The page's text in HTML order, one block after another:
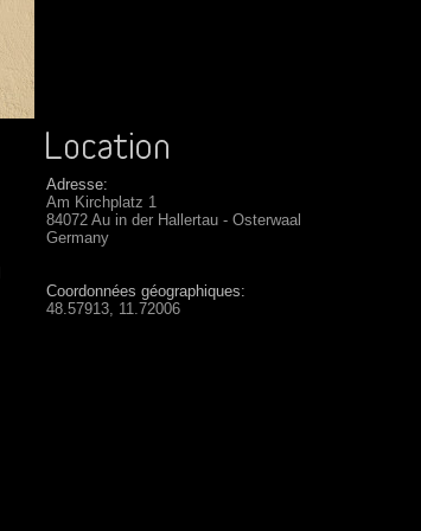
Adresse:
Am Kirchplatz 1
84072 Au in der Hallertau - Osterwaal
Germany
Coordonnées géographiques:
48.57913, 11.72006